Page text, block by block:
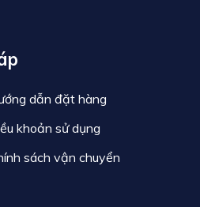
dẫn đặt hàng
khoản sử dụng
sách vận chuyển